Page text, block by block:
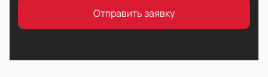
Отправить заявку